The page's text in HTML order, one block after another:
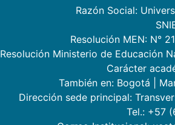
Razón Social:
Resolución MEN: N°
Resolución Ministerio de Educación
Carácter
También en: Bogotá
Dirección sede principal:
Tel.: +57